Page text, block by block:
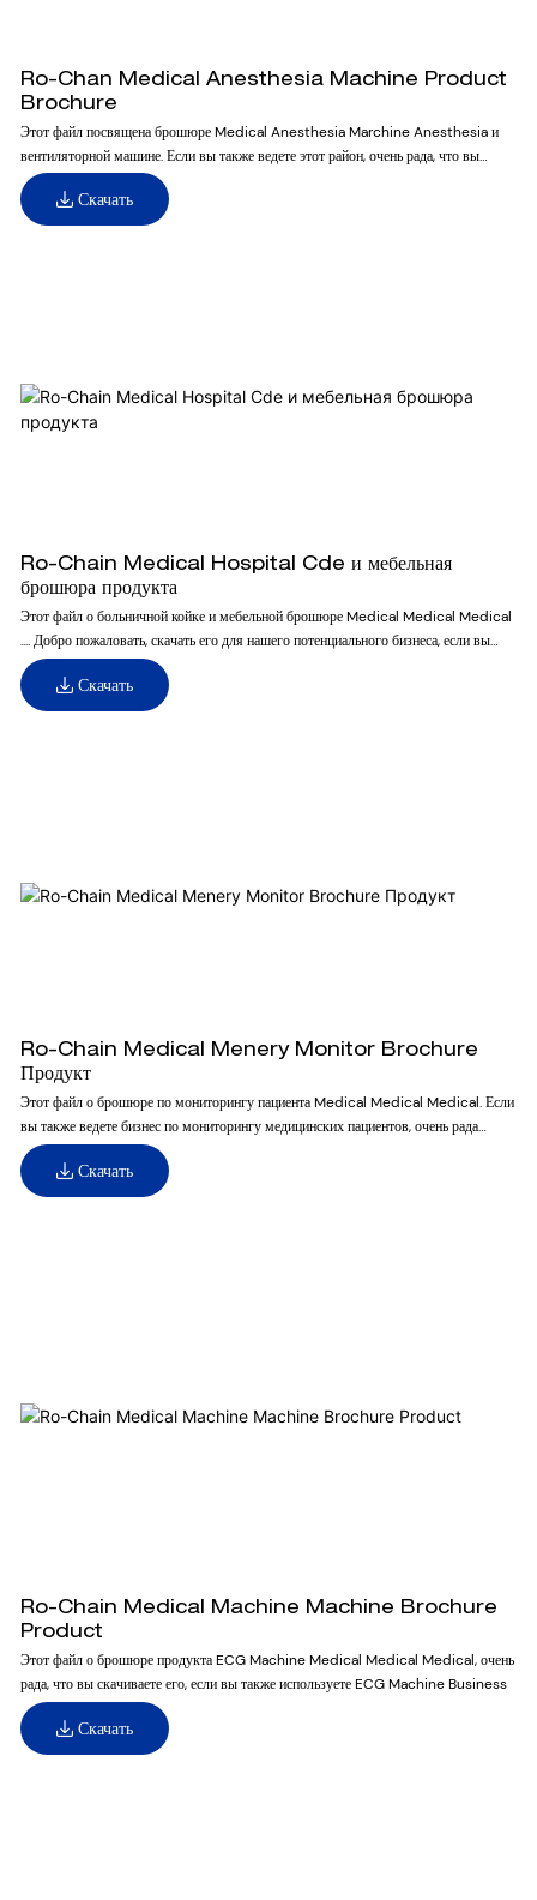
Ro-Chan Medical Anesthesia Machine Product
Brochure
Этот файл посвящена брошюре Medical Anesthesia Marchine Anesthesia и
вентиляторной машине. Если вы также ведете этот район, очень рада, что вы
скачаете их для более потенциальной деловой дискуссии
Скачать
Ro-Chain Medical Hospital Cde и мебельная
брошюра продукта
Этот файл о больничной койке и мебельной брошюре Medical Medical Medical
.... Добро пожаловать, скачать его для нашего потенциального бизнеса, если вы
также ведете этот районный бизнес!
Скачать
Ro-Chain Medical Menery Monitor Brochure
Продукт
Этот файл о брошюре по мониторингу пациента Medical Medical Medical. Если
вы также ведете бизнес по мониторингу медицинских пациентов, очень рада
загрузите его для большей деловой дискуссии
Скачать
Ro-Chain Medical Machine Machine Brochure
Product
Этот файл о брошюре продукта ECG Machine Medical Medical Medical, очень
рада, что вы скачиваете его, если вы также используете ECG Machine Business
Скачать